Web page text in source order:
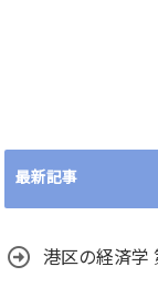
最新記事
港区の経済学